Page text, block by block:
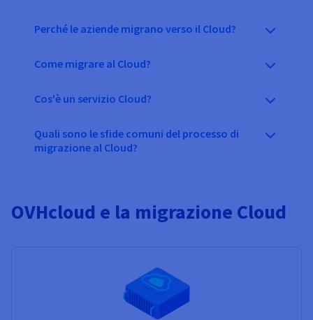
Perché le aziende migrano verso il Cloud?
Come migrare al Cloud?
Cos'è un servizio Cloud?
Quali sono le sfide comuni del processo di
migrazione al Cloud?
OVHcloud e la migrazione Cloud